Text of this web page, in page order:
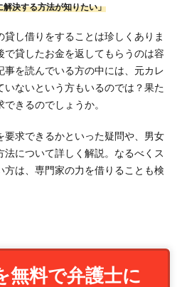
決する方法が知りたい」
し借りをすることは珍しくありま
貸したお金を返してもらうのは容
を読んでいる方の中には、元カレ
ないという方もいるのでは？果た
きるのでしょうか。
要求できるかといった疑問や、男女
について詳しく解説。なるべくス
方は、専門家の力を借りることも検
無料で弁護士に